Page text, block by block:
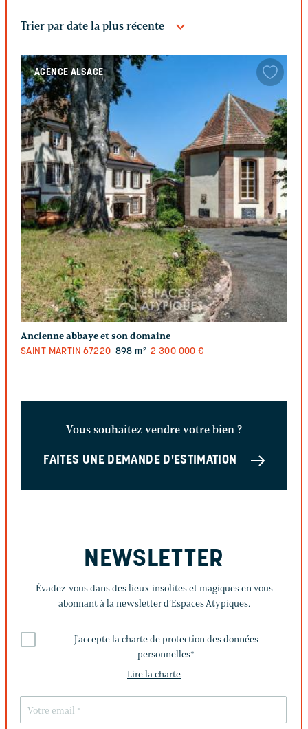
AGENCE ALSACE
Ancienne abbaye et son domaine
SAINT MARTIN 67220 898 m² 2 300 000 €
Vous souhaitez vendre votre bien ?
FAITES UNE DEMANDE D'ESTIMATION
NEWSLETTER
Évadez-vous dans des lieux insolites et magiques en vous
abonnant à la newsletter d’Espaces Atypiques.
J'accepte la charte de protection des données
personnelles*
Lire la charte